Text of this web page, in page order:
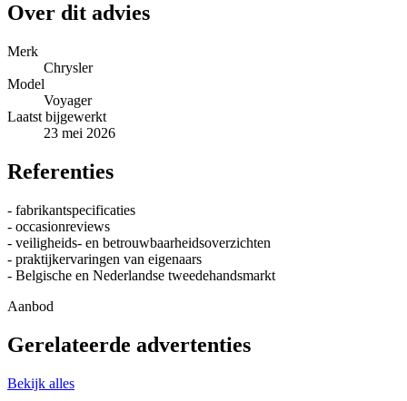
Over dit advies
Merk
Chrysler
Model
Voyager
Laatst bijgewerkt
23 mei 2026
Referenties
- fabrikantspecificaties
- occasionreviews
- veiligheids- en betrouwbaarheidsoverzichten
- praktijkervaringen van eigenaars
- Belgische en Nederlandse tweedehandsmarkt
Aanbod
Gerelateerde advertenties
Bekijk alles